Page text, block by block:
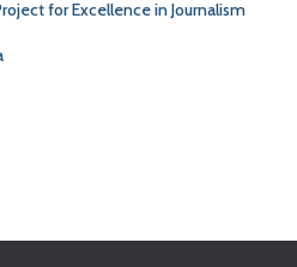
for Excellence in Journalism